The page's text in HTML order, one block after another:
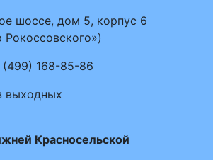
шоссе, дом 5, корпус 6
(499) 168-85-86
выходных
Красносельской